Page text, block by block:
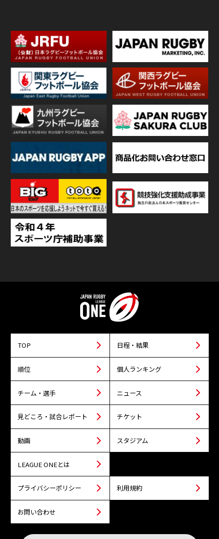
TOP 日程・結果
順位 個人ランキング
チーム・選手 ニュース
見どころ・試合レポート チケット
動画 スタジアム
LEAGUE ONEとは
プライバシーポリシー 利用規約
お問い合わせ